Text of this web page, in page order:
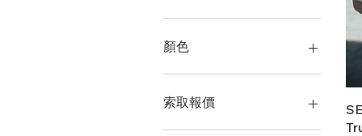
顏色
索取報價